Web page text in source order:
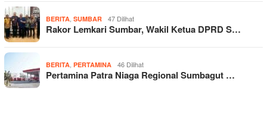
BERITA SUMBAR 47 Dilihat
Rakor Lemkari Sumbar, Wakil Ketua DPRD S…
BERITA PERTAMINA 46 Dilihat
Pertamina Patra Niaga Regional Sumbagut …